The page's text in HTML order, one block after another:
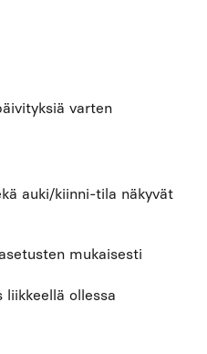
varten
auki/kiinni-tila näkyvät
mukaisesti
ollessa